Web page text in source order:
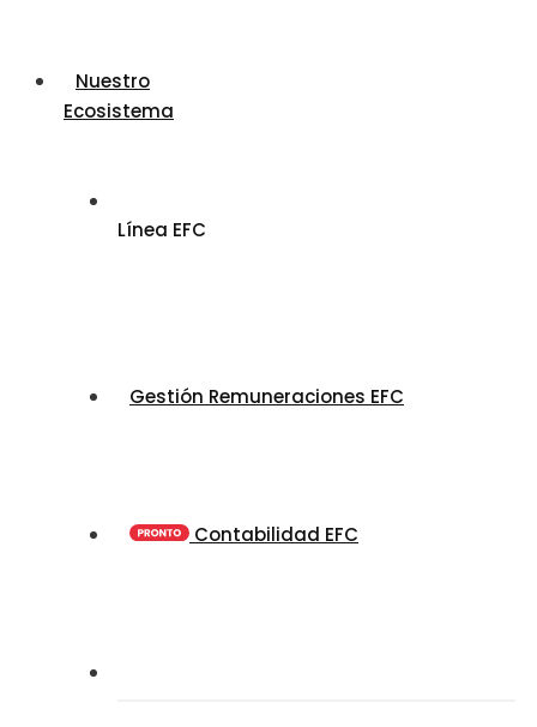
Nuestro
Ecosistema
Línea EFC
Gestión Remuneraciones EFC
Contabilidad EFC